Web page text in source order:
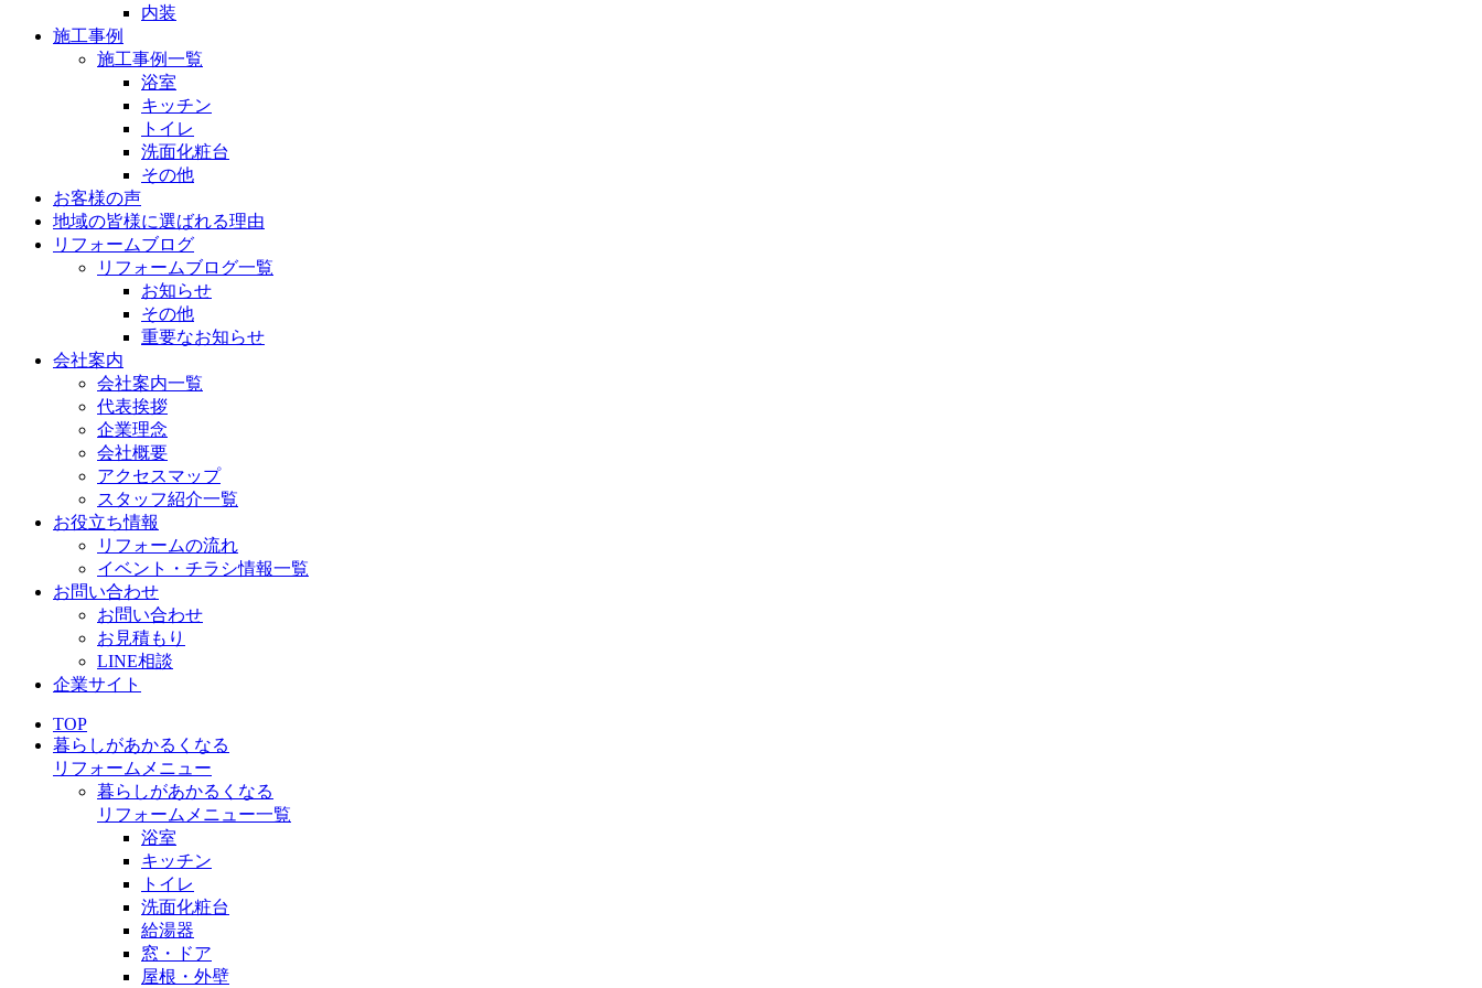
内装
施工事例
施工事例一覧
浴室
キッチン
トイレ
洗面化粧台
その他
お客様の声
地域の皆様に選ばれる理由
リフォームブログ
リフォームブログ一覧
お知らせ
その他
重要なお知らせ
会社案内
会社案内一覧
代表挨拶
企業理念
会社概要
アクセスマップ
スタッフ紹介一覧
お役立ち情報
リフォームの流れ
イベント・チラシ情報一覧
お問い合わせ
お問い合わせ
お見積もり
LINE相談
企業サイト
TOP
暮らしがあかるくなる
リフォームメニュー
暮らしがあかるくなる
リフォームメニュー一覧
浴室
キッチン
トイレ
洗面化粧台
給湯器
窓・ドア
屋根・外壁